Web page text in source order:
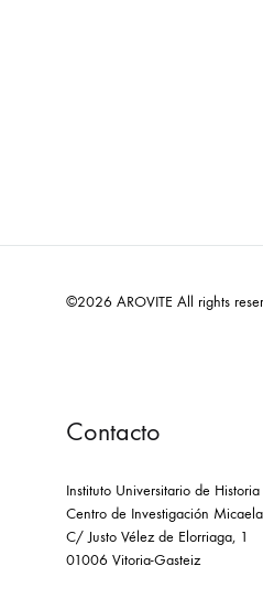
©2026 AROVITE All rights
Contacto
Instituto Universitario de
Centro de Investigación
C/ Justo Vélez de Elorriaga, 1
01006 Vitoria-Gasteiz